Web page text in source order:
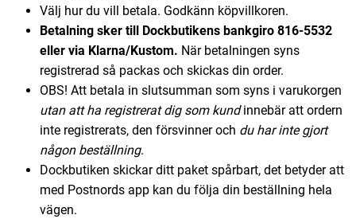
Välj hur du vill betala. Godkänn köpvillkoren.
Betalning sker till Dockbutikens bankgiro 816-5532
eller via Klarna/Kustom. När betalningen syns
registrerad så packas och skickas din order.
OBS! Att betala in slutsumman som syns i varukorgen
utan att ha registrerat dig som kundinnebär att ordern
inte registrerats, den försvinner och du har inte gjort
någon beställning.
Dockbutiken skickar ditt paket spårbart, det betyder att
med Postnords app kan du följa din beställning hela
vägen.